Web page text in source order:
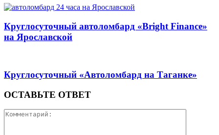
Круглосуточный автоломбард «Bright Finance»
на Ярославской
Круглосуточный «Автоломбард на Таганке»
ОСТАВЬТЕ ОТВЕТ